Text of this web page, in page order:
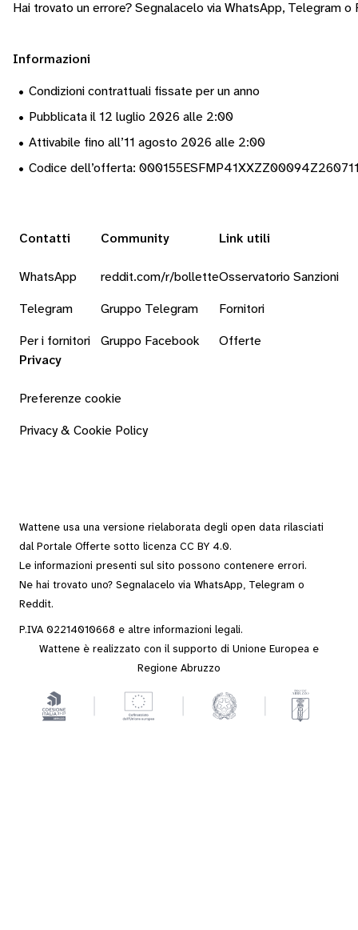
Hai trovato un errore? Segnalacelo via WhatsApp, Telegram o
Informazioni
• Condizioni contrattuali fissate per un anno
• Pubblicata il 12 luglio 2026 alle 2:00
• Attivabile fino all’11 agosto 2026 alle 2:00
• Codice dell’offerta:
Contatti
WhatsApp
Telegram
Per i fornitori
Community
reddit.com/r/bollette
Gruppo Telegram
Gruppo Facebook
Link utili
Osservatorio Sanzioni
Fornitori
Offerte
Privacy
Preferenze cookie
Privacy & Cookie Policy
Wattene usa una versione rielaborata degli open data rilasciati
dal Portale Offerte sotto licenza CC BY 4.0.
Le informazioni presenti sul sito possono contenere errori.
Ne hai trovato uno? Segnalacelo via WhatsApp, Telegram o
Reddit.
P.IVA 02214010668 e altre informazioni legali.
Wattene è realizzato con il supporto di Unione Europea e
Regione Abruzzo